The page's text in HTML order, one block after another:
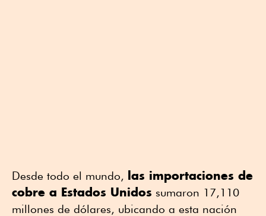
Desde todo el mundo, las importaciones de
cobre a Estados Unidos sumaron 17,110
millones de dólares, ubicando a esta nación